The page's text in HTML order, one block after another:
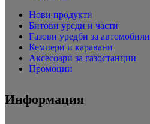
Нови продукти
Битови уреди и части
Газови уредби за автомобили
Кемпери и каравани
Аксесоари за газостанции
Промоции
Информация